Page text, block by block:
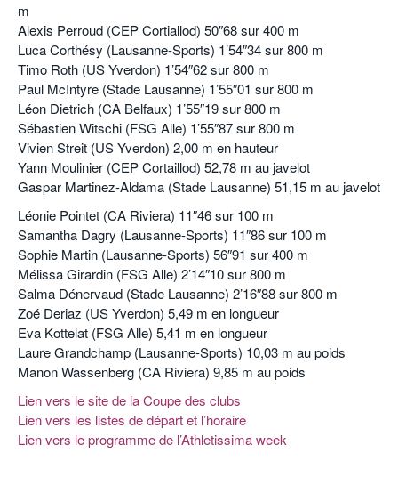
m
Alexis Perroud (CEP Cortiallod) 50″68 sur 400 m
Luca Corthésy (Lausanne-Sports) 1’54″34 sur 800 m
Timo Roth (US Yverdon) 1’54″62 sur 800 m
Paul McIntyre (Stade Lausanne) 1’55″01 sur 800 m
Léon Dietrich (CA Belfaux) 1’55″19 sur 800 m
Sébastien Witschi (FSG Alle) 1’55″87 sur 800 m
Vivien Streit (US Yverdon) 2,00 m en hauteur
Yann Moulinier (CEP Cortaillod) 52,78 m au javelot
Gaspar Martinez-Aldama (Stade Lausanne) 51,15 m au javelot
Léonie Pointet (CA Riviera) 11″46 sur 100 m
Samantha Dagry (Lausanne-Sports) 11″86 sur 100 m
Sophie Martin (Lausanne-Sports) 56″91 sur 400 m
Mélissa Girardin (FSG Alle) 2’14″10 sur 800 m
Salma Dénervaud (Stade Lausanne) 2’16″88 sur 800 m
Zoé Deriaz (US Yverdon) 5,49 m en longueur
Eva Kottelat (FSG Alle) 5,41 m en longueur
Laure Grandchamp (Lausanne-Sports) 10,03 m au poids
Manon Wassenberg (CA Riviera) 9,85 m au poids
Lien vers le site de la Coupe des clubs
Lien vers les listes de départ et l’horaire
Lien vers le programme de l’Athletissima week